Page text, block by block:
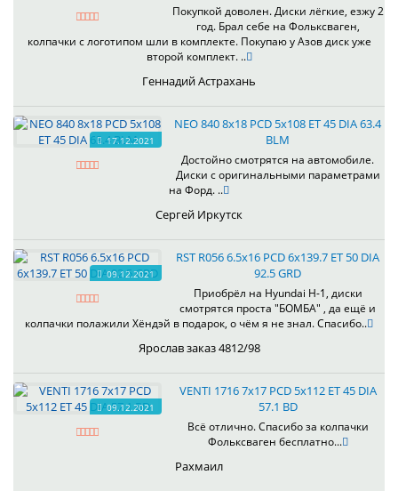
Покупкой доволен. Диски лёгкие, езжу 2
год. Брал себе на Фольксваген,
колпачки с логотипом шли в комплекте. Покупаю у Азов диск уже
второй комплект. ..
Геннадий Астрахань
17.12.2021
NEO 840 8x18 PCD 5x108 ET 45 DIA 63.4
BLM
Достойно смотрятся на автомобиле.
Диски с оригинальными параметрами
на Форд. ..
Сергей Иркутск
09.12.2021
RST R056 6.5x16 PCD 6x139.7 ET 50 DIA
92.5 GRD
Приобрёл на Hyundai H-1, диски
смотрятся проста "БОМБА" , да ещё и
колпачки полажили Хёндэй в подарок, о чём я не знал. Спасибо..
Ярослав заказ 4812/98
09.12.2021
VENTI 1716 7x17 PCD 5x112 ET 45 DIA
57.1 BD
Всё отлично. Спасибо за колпачки
Фольксваген бесплатно...
Рахмаил